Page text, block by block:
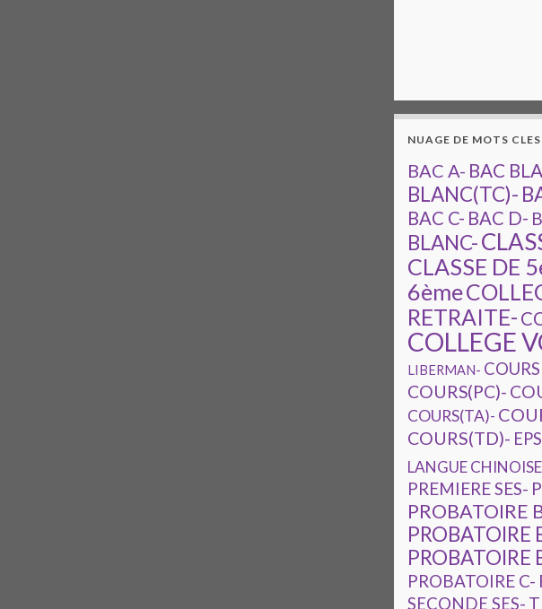
NUAGE DE MOTS CLES
BAC A- BAC
BLANC(TC)-
BAC C- BAC D-
BLANC-
CLASSE DE
6ème
RETRAITE-
COLLEGE
LIBERMAN-
COURS(PC)-
COURS(TA)-
COURS(TD)-
LANGUE
PREMIERE SES-
PROBATOIRE
PROBATOIRE
PROBATOIRE
PROBATOIRE C-
SECONDE SES-